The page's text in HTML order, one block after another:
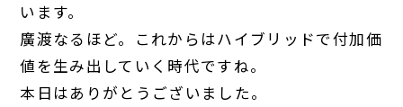
います。
廣渡なるほど。これからはハイブリッドで付加価
値を生み出していく時代ですね。
本日はありがとうございました。